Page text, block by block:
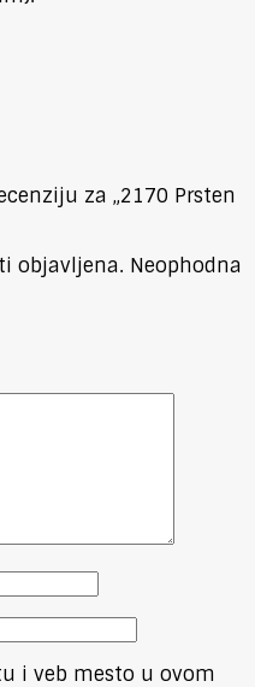
za „2170 Prsten
objavljena. Neophodna
i veb mesto u ovom